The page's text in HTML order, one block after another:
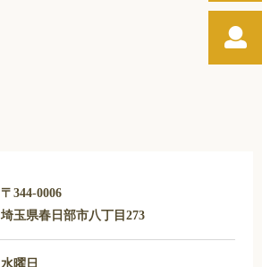
〒344-0006
埼玉県春日部市八丁目273
水曜日